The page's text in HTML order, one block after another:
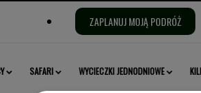
ZAPLANUJ MOJĄ PODRÓŻ
SAFARI WYCIECZKI JEDNODNIOWE